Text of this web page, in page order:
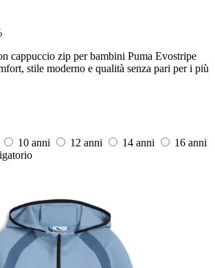
cappuccio zip per bambini Puma Evostripe
stile moderno e qualità senza pari per i più
10 anni 12 anni 14 anni
16 anni